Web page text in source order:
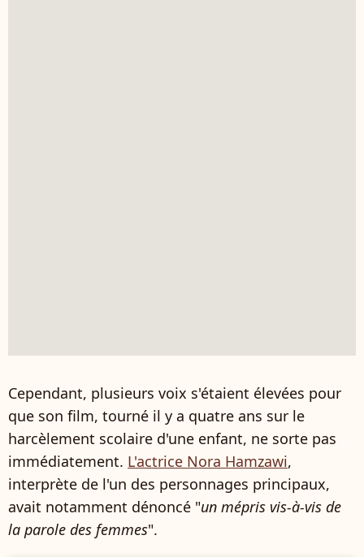
Cependant, plusieurs voix s'étaient élevées pour
que son film, tourné il y a quatre ans sur le
harcèlement scolaire d'une enfant, ne sorte pas
immédiatement. L'actrice Nora Hamzawi,
interprète de l'un des personnages principaux,
avait notamment dénoncé "un mépris vis-à-vis de
la parole des femmes".